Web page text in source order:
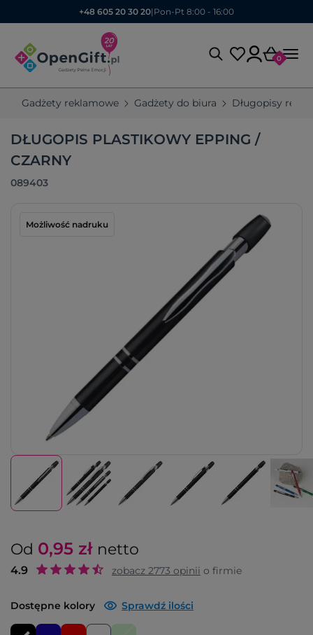
+48 605 20 30 20| Pon-Pt 8:00 - 16:00
0
Gadżety reklamowe Gadżety do biura Długopisy
DŁUGOPIS PLASTIKOWY EPPING /
CZARNY
089403
Możliwość nadruku
Od 0,95 zł netto
4.9 zobacz 2773 opinii o firmie
Dostępne kolory Sprawdź ilości